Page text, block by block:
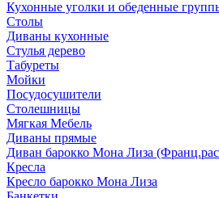
Кухонные уголки и обеденные
Столы
Диваны кухонные
Стулья дерево
Табуреты
Мойки
Посудосушители
Столешницы
Мягкая Мебель
Диваны прямые
Диван барокко Мона Лиза
Кресла
Кресло барокко Мона Лиза